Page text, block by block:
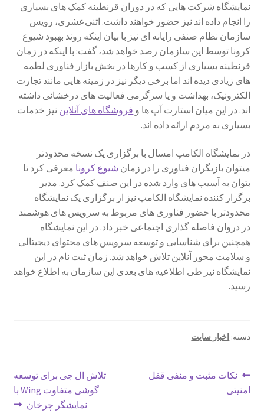
علاقمندی ها
فروشگاه
لیست علاقه مندی ها
مقایسه ها
نمایشگاه شرکت هایی که در دوران قرنطینه کمک های بسیاری
را انجام داده اند نیز حضور خواهند داشت. اثنی‌عشری، رویس
سازمان نظام صنفی رایانه ای نیز با بیان اینکه روند بهبود شیوع
کرونا توسط این سازمان رصد خواهد شد، گفت: با اینکه در زمان
قرنطینه بسیاری از کسب و کارها در بخش بازار فناوری لطمه
های زیادی دیده اند اما برخی دیگر نیز در زمینه هایی مانند تجارت
الکترونیک، بهداشت و یا سرگرمی فعالیت های درخشانی داشته
اند. در این میان استارت آپ ها و فروشگاه های آنلاین نیز خدمات
بسیاری به مردم ارائه داده اند.
در نمایشگاه الکامپ امسال با برگزاری یک نسخه محدودتر
میتوان بازیگران فناوری را در زمان شیوع کرونا معرفی کرد تا
بتوان به آسیب های وارد شده در این صنف کمک کرد. مدیر
برگزار کننده نمایشگاه الکامپ نیز از برگزاری یک نمایشگاه
محدودتر با حضور فناوری های مربوط به سرویس های هوشمند
در دروان فاصله گذاری اجتماعی خبر داد. در این نمایشگاه
همچنین برای شناسایی و توسعه سرویس های محتوای دیجیتالی
و سلامت محور آنلاین تلاش خواهد شد. زمان ثبت نام در این
نمایشگاه نیز طی اطلاعیه های بعدی این سازمان به اطلاع خواهد
رسید.
دسته: اخبار سایت
راهبری
نوشته
نوشتهٔ
قبلی:
نکات مثبت و منفی قفل
امنیتی
نوشتهٔ
بعدی:
تلاش ال جی برای توسعه
گوشی متفاوت Wing با
نمایشگر چرخان